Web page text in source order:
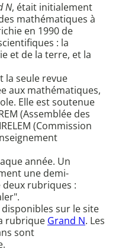
N, était initialement
mathématiques à
en 1990 de
: la
et de la terre, et la
la seule revue
aux mathématiques,
Elle est soutenue
(Assemblée des
(Commission
année. Un
une demi-
rubriques :
sur le site
rubrique Grand N. Les
sont